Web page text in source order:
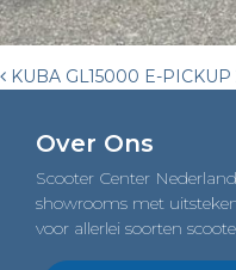
Post
navigation
KUBA GL15000 E-PICKUP
Over Ons
Scooter Center
showrooms met
voor allerlei soorten